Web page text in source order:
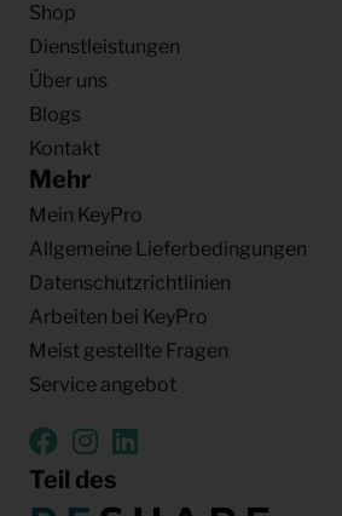
Shop
Dienstleistungen
Über uns
Blogs
Kontakt
Mehr
Mein KeyPro
Allgemeine Lieferbedingungen
Datenschutzrichtlinien
Arbeiten bei KeyPro
Meist gestellte Fragen
Service angebot
Teil des